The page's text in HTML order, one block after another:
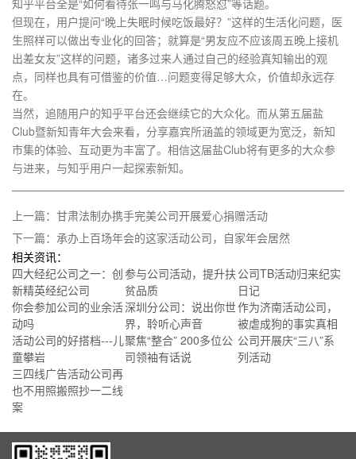
知乎平台全是“如何看待张一鸣与马化腾怒怼”等话题。
但现在，用户提问“晚上失眠时候吃饭最好？”这样的生活化问题，医
生照样可以做出专业化的回答；就算是“男友应不应该周五晚上接机
出差女友”这样的问题，诸多过来人通过自己的经验真知输出的观
点，同样也具有可借鉴的价值…问题变得足够大众，价值却永远存
在。
当然，追随用户的知乎平台还会继续它的大众化。而从第五届盐
Club暨新知青年大会来看，分享嘉宾所涵盖的领域更为宽泛，新知
市集的体验、互动更为丰富了。相信这届盐Club将有更多的大众参
与进来，与知乎用户一起探索新知。
上一篇：甘肃法制办携手完美公司开展爱心捐赠活动
下一篇：承办上百场年会的这家活动公司，自家年会居然
相关资讯：
四大经纪公司之一：创
新精英经纪公司
参与公司活动，提升扶
贫品质
公司TB活动归来纪实
日记
你会参加公司的业余活
动吗
深圳分公司：说出你世
界，聆听心声音
作为济南活动公司，
被虐成狗的事实真相
活动公司的好搭档---儿
童攀岩
聚焦“整合” 200多位公
司领袖有话说
公司开展庆“三八”系
列活动
三四线广告活动公司再
也不用照搬照抄一二线
案